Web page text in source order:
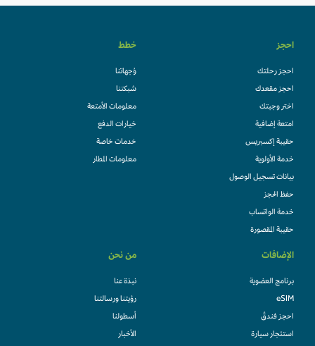
احجز
احجز رحلتك
احجز مقعدك
اختر وجبتك
امتعة إضافية
حقيبة إكسبريس
خدمة الأولوية
بيانات تسجيل الوصول
حفظ الحجز
خدمة الواتساب
حقيبة المقصورة
خطط
وُجهاتنا
شبكتنا
معلومات الأمتعة
خيارات الدفع
خدمات خاصة
معلومات المطار
الإضافات
برنامج العضوية
eSIM
احجز فندقً
استئجار سيارة
من نحن
نبذة عنا
رؤيتنا ورسالتنا
أسطولنا
الأخبار